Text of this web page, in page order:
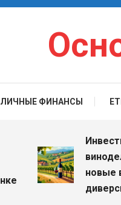
ЛИЧНЫЕ ФИНАНСЫ
новые